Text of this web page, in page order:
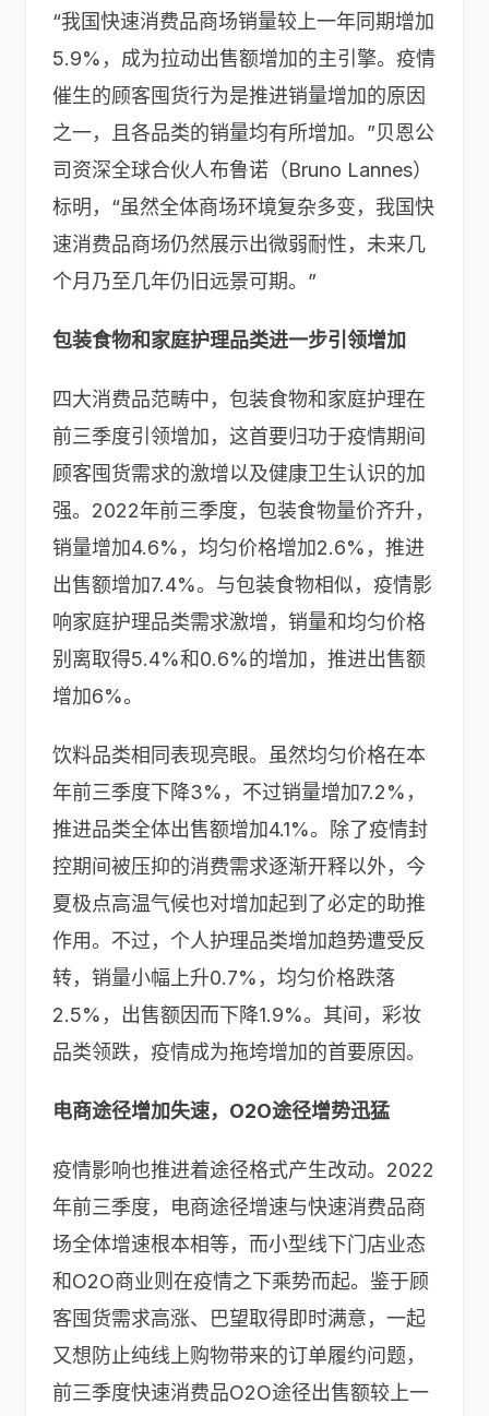
“我国快速消费品商场销量较上一年同期增加
5.9%，成为拉动出售额增加的主引擎。疫情
催生的顾客囤货行为是推进销量增加的原因
之一，且各品类的销量均有所增加。”贝恩公
司资深全球合伙人布鲁诺（Bruno Lannes）
标明，“虽然全体商场环境复杂多变，我国快
速消费品商场仍然展示出微弱耐性，未来几
个月乃至几年仍旧远景可期。”
包装食物和家庭护理品类进一步引领增加
四大消费品范畴中，包装食物和家庭护理在
前三季度引领增加，这首要归功于疫情期间
顾客囤货需求的激增以及健康卫生认识的加
强。2022年前三季度，包装食物量价齐升，
销量增加4.6%，均匀价格增加2.6%，推进
出售额增加7.4%。与包装食物相似，疫情影
响家庭护理品类需求激增，销量和均匀价格
别离取得5.4%和0.6%的增加，推进出售额
增加6%。
饮料品类相同表现亮眼。虽然均匀价格在本
年前三季度下降3%，不过销量增加7.2%，
推进品类全体出售额增加4.1%。除了疫情封
控期间被压抑的消费需求逐渐开释以外，今
夏极点高温气候也对增加起到了必定的助推
作用。不过，个人护理品类增加趋势遭受反
转，销量小幅上升0.7%，均匀价格跌落
2.5%，出售额因而下降1.9%。其间，彩妆
品类领跌，疫情成为拖垮增加的首要原因。
电商途径增加失速，O2O途径增势迅猛
疫情影响也推进着途径格式产生改动。2022
年前三季度，电商途径增速与快速消费品商
场全体增速根本相等，而小型线下门店业态
和O2O商业则在疫情之下乘势而起。鉴于顾
客囤货需求高涨、巴望取得即时满意，一起
又想防止纯线上购物带来的订单履约问题，
前三季度快速消费品O2O途径出售额较上一